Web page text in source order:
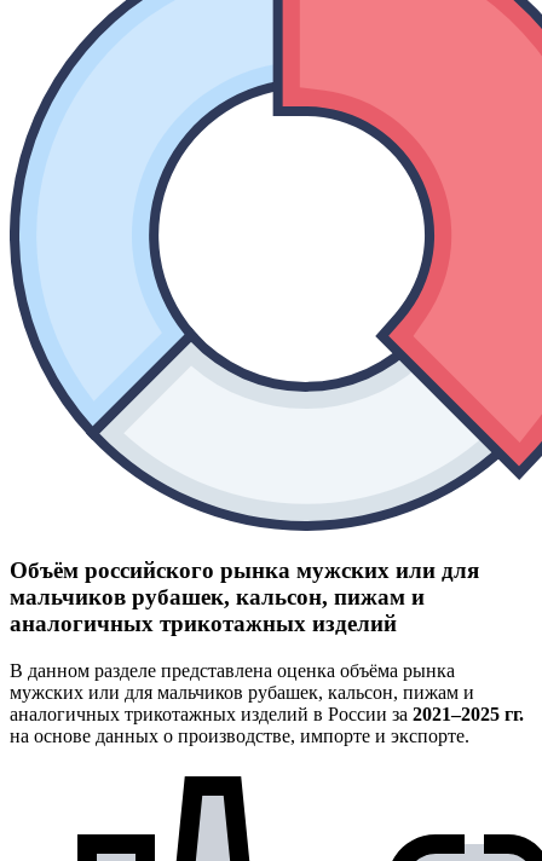
Объём российского рынка мужских или для
мальчиков рубашек, кальсон, пижам и
аналогичных трикотажных изделий
В данном разделе представлена оценка объёма рынка
мужских или для мальчиков рубашек, кальсон, пижам и
аналогичных трикотажных изделий в России за 2021–2025 гг.
на основе данных о производстве, импорте и экспорте.